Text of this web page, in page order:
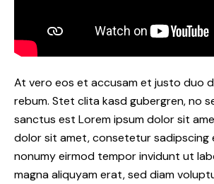
At vero eos et accusam et justo duo
rebum. Stet clita kasd gubergren, no
sanctus est Lorem ipsum dolor sit
dolor sit amet, consetetur sadipscing
nonumy eirmod tempor invidunt ut
magna aliquyam erat, sed diam